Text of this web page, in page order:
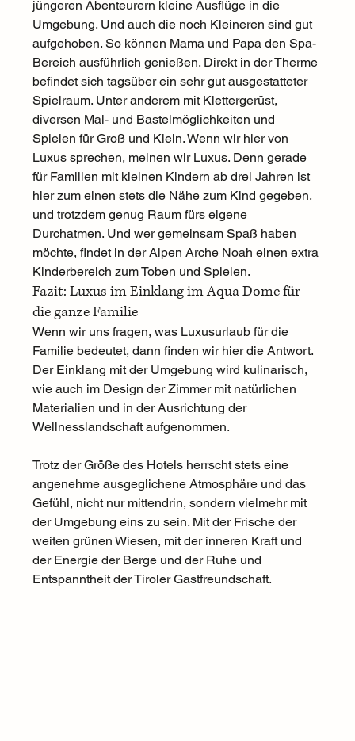
jüngeren Abenteurern kleine Ausflüge in die
Umgebung. Und auch die noch Kleineren sind gut
aufgehoben. So können Mama und Papa den Spa-
Bereich ausführlich genießen. Direkt in der Therme
befindet sich tagsüber ein sehr gut ausgestatteter
Spielraum. Unter anderem mit Klettergerüst,
diversen Mal- und Bastelmöglichkeiten und
Spielen für Groß und Klein. Wenn wir hier von
Luxus sprechen, meinen wir Luxus. Denn gerade
für Familien mit kleinen Kindern ab drei Jahren ist
hier zum einen stets die Nähe zum Kind gegeben,
und trotzdem genug Raum fürs eigene
Durchatmen. Und wer gemeinsam Spaß haben
möchte, findet in der Alpen Arche Noah einen extra
Kinderbereich zum Toben und Spielen.
Fazit: Luxus im Einklang im Aqua Dome für
die ganze Familie
Wenn wir uns fragen, was Luxusurlaub für die
Familie bedeutet, dann finden wir hier die Antwort.
Der Einklang mit der Umgebung wird kulinarisch,
wie auch im Design der Zimmer mit natürlichen
Materialien und in der Ausrichtung der
Wellnesslandschaft aufgenommen.
Trotz der Größe des Hotels herrscht stets eine
angenehme ausgeglichene Atmosphäre und das
Gefühl, nicht nur mittendrin, sondern vielmehr mit
der Umgebung eins zu sein. Mit der Frische der
weiten grünen Wiesen, mit der inneren Kraft und
der Energie der Berge und der Ruhe und
Entspanntheit der Tiroler Gastfreundschaft.